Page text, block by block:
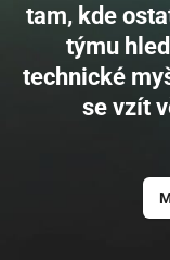
tam, kde
týmu
technické
se vzít